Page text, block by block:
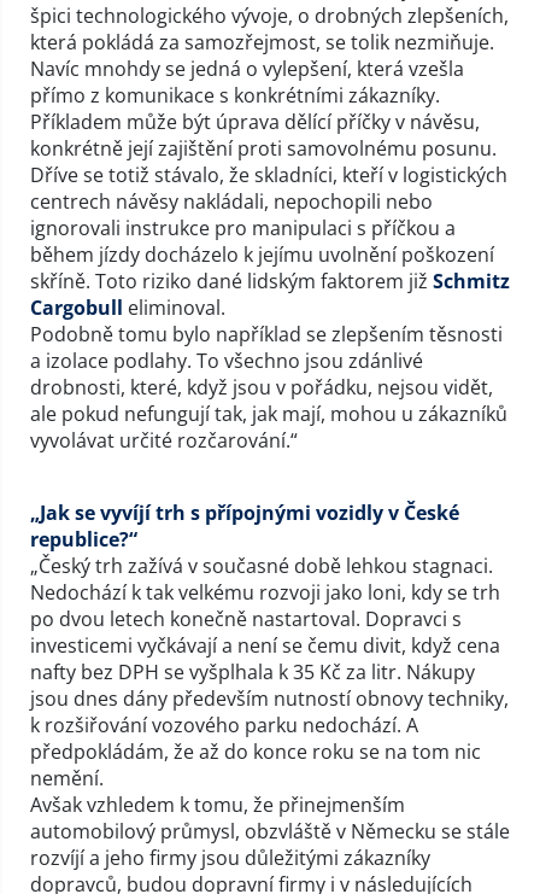
špici technologického vývoje, o drobných zlepšeních,
která pokládá za samozřejmost, se tolik nezmiňuje.
Navíc mnohdy se jedná o vylepšení, která vzešla
přímo z komunikace s konkrétními zákazníky.
Příkladem může být úprava dělící příčky v návěsu,
konkrétně její zajištění proti samovolnému posunu.
Dříve se totiž stávalo, že skladníci, kteří v logistických
centrech návěsy nakládali, nepochopili nebo
ignorovali instrukce pro manipulaci s příčkou a
během jízdy docházelo k jejímu uvolnění poškození
skříně. Toto riziko dané lidským faktorem již Schmitz
Cargobull eliminoval.
Podobně tomu bylo například se zlepšením těsnosti
a izolace podlahy. To všechno jsou zdánlivé
drobnosti, které, když jsou v pořádku, nejsou vidět,
ale pokud nefungují tak, jak mají, mohou u zákazníků
vyvolávat určité rozčarování.“
„Jak se vyvíjí trh s přípojnými vozidly v České
republice?“
„Český trh zažívá v současné době lehkou stagnaci.
Nedochází k tak velkému rozvoji jako loni, kdy se trh
po dvou letech konečně nastartoval. Dopravci s
investicemi vyčkávají a není se čemu divit, když cena
nafty bez DPH se vyšplhala k 35 Kč za litr. Nákupy
jsou dnes dány především nutností obnovy techniky,
k rozšiřování vozového parku nedochází. A
předpokládám, že až do konce roku se na tom nic
nemění.
Avšak vzhledem k tomu, že přinejmenším
automobilový průmysl, obzvláště v Německu se stále
rozvíjí a jeho firmy jsou důležitými zákazníky
dopravců, budou dopravní firmy i v následujících